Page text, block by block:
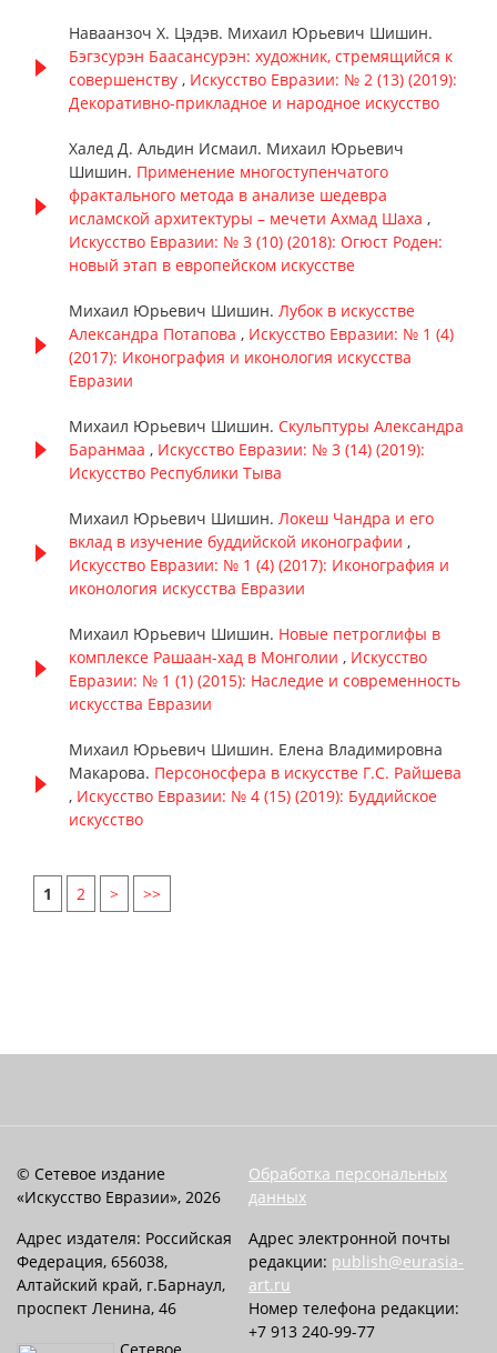
Наваанзоч Х. Цэдэв. Михаил Юрьевич Шишин.
Бэгзсурэн Баасансурэн: художник, стремящийся к
совершенству , Искусство Евразии: № 2 (13) (2019):
Декоративно-прикладное и народное искусство
Халед Д. Альдин Исмаил. Михаил Юрьевич
Шишин. Применение многоступенчатого
фрактального метода в анализе шедевра
исламской архитектуры – мечети Ахмад Шаха ,
Искусство Евразии: № 3 (10) (2018): Огюст Роден:
новый этап в европейском искусстве
Михаил Юрьевич Шишин. Лубок в искусстве
Александра Потапова , Искусство Евразии: № 1 (4)
(2017): Иконография и иконология искусства
Евразии
Михаил Юрьевич Шишин. Скульптуры Александра
Баранмаа , Искусство Евразии: № 3 (14) (2019):
Искусство Республики Тыва
Михаил Юрьевич Шишин. Локеш Чандра и его
вклад в изучение буддийской иконографии ,
Искусство Евразии: № 1 (4) (2017): Иконография и
иконология искусства Евразии
Михаил Юрьевич Шишин. Новые петроглифы в
комплексе Рашаан-хад в Монголии , Искусство
Евразии: № 1 (1) (2015): Наследие и современность
искусства Евразии
Михаил Юрьевич Шишин. Елена Владимировна
Макарова. Персоносфера в искусстве Г.С. Райшева
, Искусство Евразии: № 4 (15) (2019): Буддийское
искусство
1 2 > >>
© Сетевое издание
«Искусство Евразии», 2026
Адрес издателя: Российская
Федерация, 656038,
Алтайский край, г.Барнаул,
проспект Ленина, 46
Обработка персональных
данных
Адрес электронной почты
редакции: publish@eurasia-
art.ru
Номер телефона редакции:
+7 913 240-99-77